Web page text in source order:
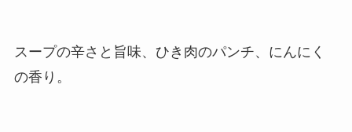
スープの辛さと旨味、ひき肉のパンチ、にんにく
の香り。